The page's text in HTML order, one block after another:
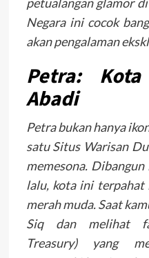
Negara ini cocok
akan pengalaman
Petra:
Abadi
Petra bukan hanya
satu Situs Warisan
memesona.
lalu, kota ini terpahat
merah muda. Saat
Siq dan melihat
Treasury) yang